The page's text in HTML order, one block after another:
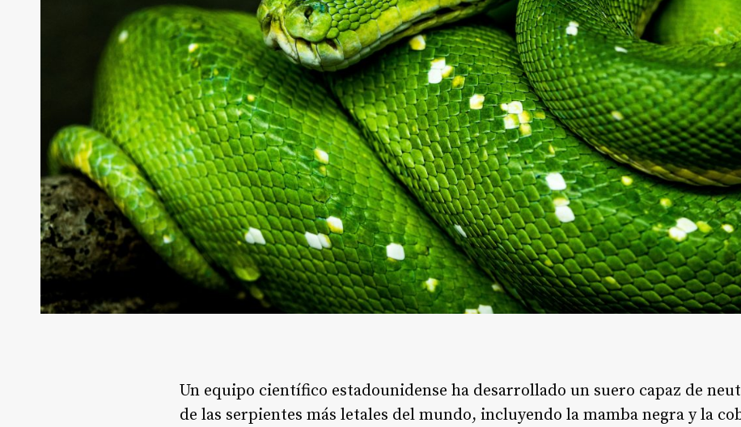
Un equipo científico estadounidense ha desarrollado un suero capaz de
de las serpientes más letales del mundo, incluyendo la mamba negra y la